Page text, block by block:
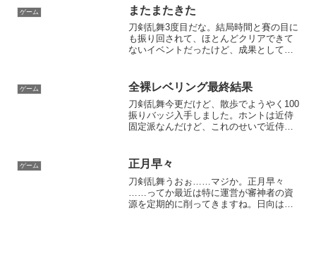
折れないし、疲労しないし。手入れ部屋
拡張してないので、いつで...
ゲーム またまたきた
刀剣乱舞3度目だな。結局時間と賽の目に
も振り回されて、ほとんどクリアできて
ないイベントだったけど、成果としては
ゲーム 全裸レベリング最終結果
刀剣乱舞今更だけど、散歩でようやく100
振りバッジ入手しました。ホントは近侍
固定派なんだけど、これのせいで近侍と
値倍増キャンペーンが終了してしまいま
した。全裸レベリング...
ゲーム 正月早々
刀剣乱舞うおぉ……マジか。正月早々
……ってか最近は特に運営が審神者の資
源を定期的に削ってきますね。日向は絵